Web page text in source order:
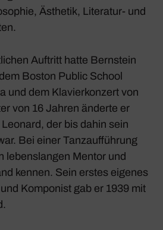
Ästhetik, Literatur- und
Auftritt hatte Bernstein
Boston Public School
und dem Klavierkonzert von
von 16 Jahren änderte er
der bis dahin sein
Bei einer Tanzaufführung
lebenslangen Mentor und
kennen. Sein erstes eigenes
Komponist gab er 1939 mit